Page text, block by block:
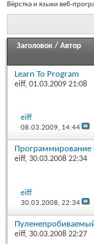
Вёрстка и языки веб-
Заголовок / Автор
Learn To Program
eiff, 01.03.2009 21:08
eiff
08.03.2009, 14:44
Программирование
eiff, 30.03.2008 22:34
eiff
30.03.2008,22:34
eiff, 30.03.2008 22:27